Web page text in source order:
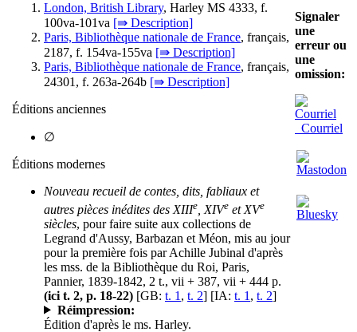
London, British Library, Harley MS 4333, f.
100va-101va [⇛ Description]
Paris, Bibliothèque nationale de France, français,
2187, f. 154va-155va [⇛ Description]
Paris, Bibliothèque nationale de France, français,
24301, f. 263a-264b [⇛ Description]
Éditions anciennes
∅
Éditions modernes
Nouveau recueil de contes, dits, fabliaux et
autres pièces inédites des XIIIe , XIVe et XVe
siècles, pour faire suite aux collections de
Legrand d'Aussy, Barbazan et Méon, mis au jour
pour la première fois par Achille Jubinal d'après
les mss. de la Bibliothèque du Roi, Paris,
Pannier, 1839-1842, 2 t., vii + 387, vii + 444 p.
(ici t. 2, p. 18-22) [GB: t. 1 , t. 2] [IA: t. 1 , t. 2]
Réimpression:
Édition d'après le ms. Harley.
Signaler
une
erreur ou
une
omission:
Courriel